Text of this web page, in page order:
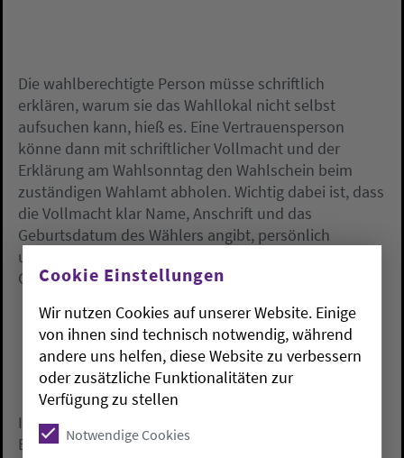
Die wahlberechtigte Person müsse schriftlich
erklären, warum sie das Wahllokal nicht selbst
aufsuchen kann, hieß es. Eine Vertrauensperson
könne dann mit schriftlicher Vollmacht und der
Erklärung am Wahlsonntag den Wahlschein beim
zuständigen Wahlamt abholen. Wichtig dabei ist, dass
die Vollmacht klar Name, Anschrift und das
Geburtsdatum des Wählers angibt, persönlich
unterschrieben ist sowie den Abholer mit Name und
Geburtsdatum benennt.
In der Regel sei das Wahlamt im Rathaus oder
Bürgerbüro untergebracht, nicht aber in einem
Cookie Einstellungen
Wir nutzen Cookies auf unserer Website. Einige
von ihnen sind technisch notwendig, während
andere uns helfen, diese Website zu verbessern
oder zusätzliche Funktionalitäten zur
Verfügung zu stellen
Notwendige Cookies